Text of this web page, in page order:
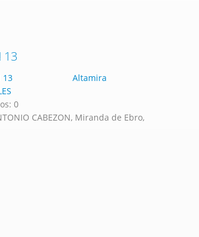
13
Altamira
0
CABEZON, Miranda de Ebro,